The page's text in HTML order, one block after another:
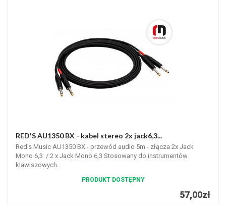
RED'S AU1350 BX - kabel stereo 2x jack6,3...
Red's Music AU1350 BX - przewód audio 5m - złącza 2x Jack
Mono 6,3 / 2 x Jack Mono 6,3 Stosowany do instrumentów
klawiszowych.
PRODUKT DOSTĘPNY
57,00zł